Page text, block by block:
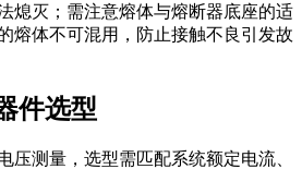
熄灭；需注意熔体与熔断器底座的适
熔体不可混用，防止接触不良引发故
件选型
压测量，选型需匹配系统额定电流、